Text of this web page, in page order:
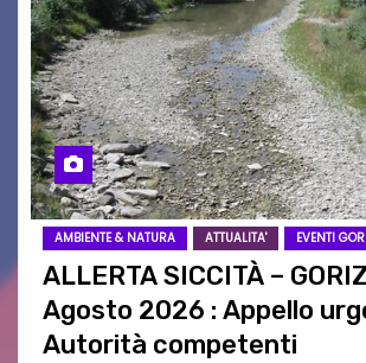
AMBIENTE & NATURA ATTUALITA' EVENTI
ALLERTA SICCITÀ –
Agosto 2026 : Appello
Autorità competenti